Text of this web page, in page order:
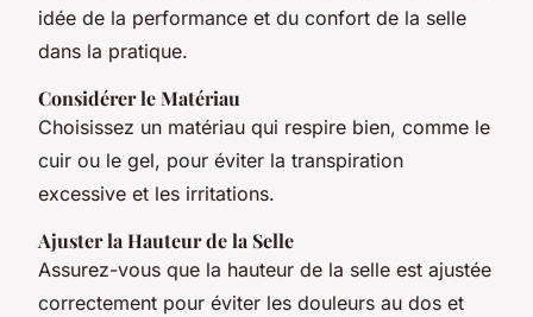
idée de la performance et du confort de la selle
dans la pratique.
Considérer le Matériau
Choisissez un matériau qui respire bien, comme le
cuir ou le gel, pour éviter la transpiration
excessive et les irritations.
Ajuster la Hauteur de la Selle
Assurez-vous que la hauteur de la selle est ajustée
correctement pour éviter les douleurs au dos et